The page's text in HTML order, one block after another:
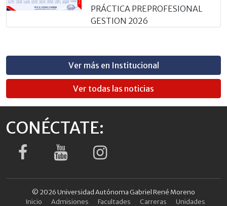
PRÁCTICA PREPROFESIONAL
GESTION 2026
Ver más en Institucional
Ver todas las noticias
CONÉCTATE:
© 2026 Universidad Autónoma Gabriel René Moreno
Inicio
Admisiones Facultades Carreras
Unidades